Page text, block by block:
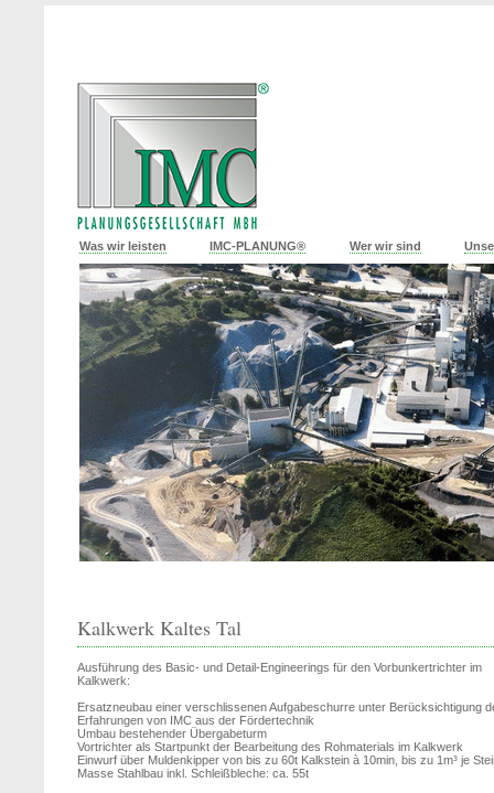
Was wir leisten IMC-PLANUNG® Wer wir sind
Kalkwerk Kaltes Tal
Ausführung des Basic- und Detail-Engineerings für den Vorbunkertrichter im
Kalkwerk:
Ersatzneubau einer verschlissenen Aufgabeschurre unter Berücksichtigung
Erfahrungen von IMC aus der Fördertechnik
Umbau bestehender Übergabeturm
Vortrichter als Startpunkt der Bearbeitung des Rohmaterials im Kalkwerk
Einwurf über Muldenkipper von bis zu 60t Kalkstein à 10min, bis zu 1m³ je
Masse Stahlbau inkl. Schleißbleche: ca. 55t